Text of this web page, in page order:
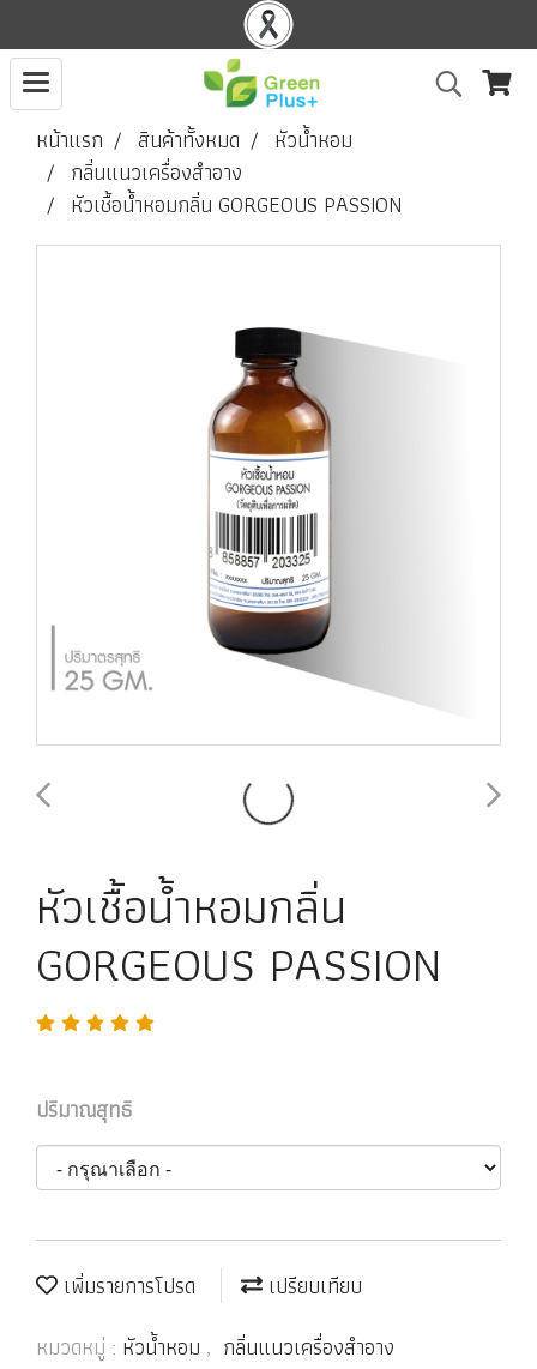
หน้าแรก สินค้าทั้งหมด
หัวน้ำหอม
กลิ่นแนวเครื่องสำอาง
หัวเชื้อน้ำหอมกลิ่น GORGEOUS PASSION
หัวเชื้อน้ำหอมกลิ่น
GORGEOUS PASSION
ปริมาณสุทธิ
เพิ่มรายการโปรด
เปรียบเทียบ
หมวดหมู่ : หัวน้ำหอม , กลิ่นแนวเครื่องสำอาง